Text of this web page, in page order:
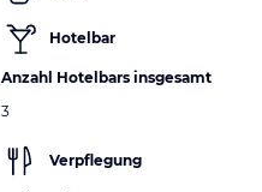
Hotelbar
Anzahl Hotelbars insgesamt
3
Verpflegung